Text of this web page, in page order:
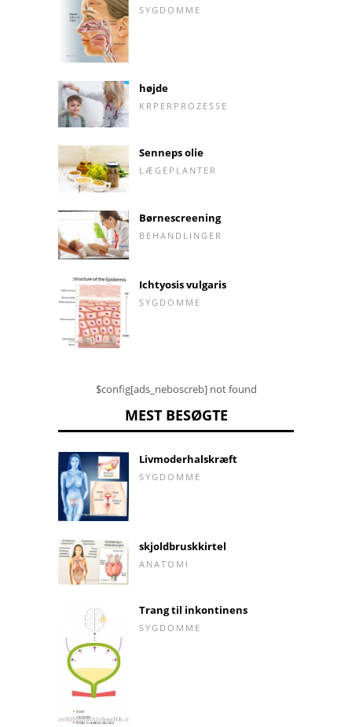
SYGDOMME
højde
KRPERPROZESSE
Senneps olie
LÆGEPLANTER
Børnescreening
BEHANDLINGER
Ichtyosis vulgaris
SYGDOMME
$config[ads_neboscreb] not found
MEST BESØGTE
Livmoderhalskræft
SYGDOMME
skjoldbruskkirtel
ANATOMI
Trang til inkontinens
SYGDOMME